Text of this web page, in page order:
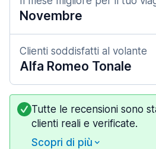
Novembre
Clienti soddisfatti al volante
Alfa Romeo Tonale
Tutte le recensioni sono
clienti reali e verificate.
Scopri di più